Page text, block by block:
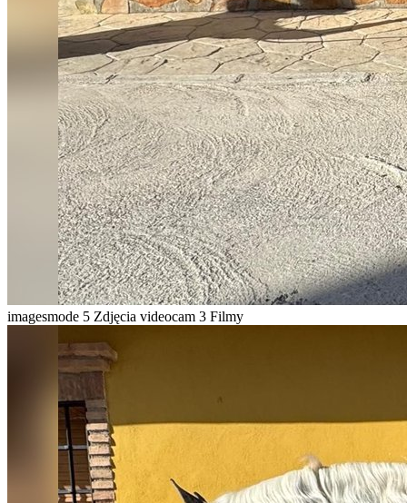
imagesmode 5 Zdjęcia videocam 3 Filmy